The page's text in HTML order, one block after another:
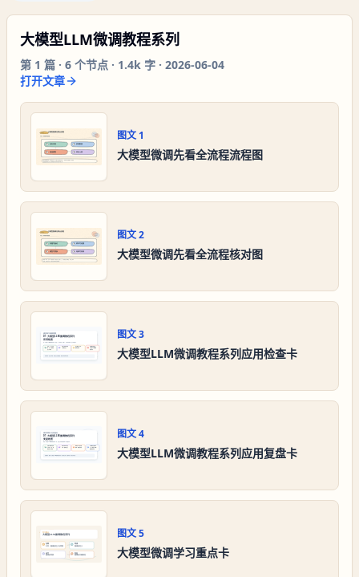
大模型LLM微调教程系列
第 1 篇 · 6 个节点 · 1.4k 字 · 2026-06-04
打开文章
图文 1
大模型微调先看全流程流程图
图文2
大模型微调先看全流程核对图
图文3
大模型LLM微调教程系列应用检查卡
图文4
大模型LLM微调教程系列应用复盘卡
图文5
大模型微调学习重点卡